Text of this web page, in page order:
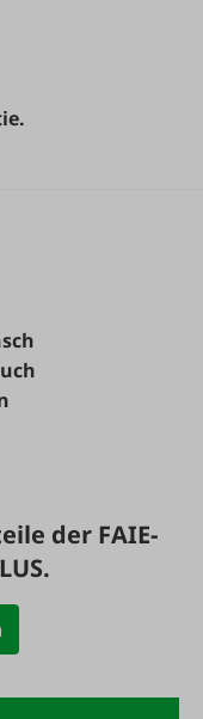
der FAIE-